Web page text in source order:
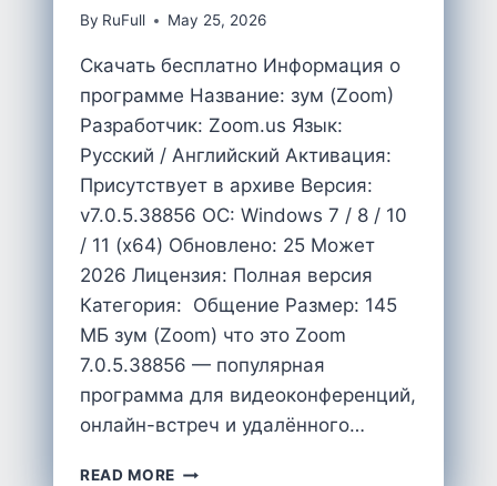
By RuFull May 25, 2026
Скачать бесплатно Информация о
программе Название: зум (Zoom)
Разработчик: Zoom.us Язык:
Русский / Английский Активация:
Присутствует в архиве Версия:
v7.0.5.38856 OC: Windows 7 / 8 / 10
/ 11 (x64) Обновлено: 25 Может
2026 Лицензия: Полная версия
Категория: Общение Размер: 145
MБ зум (Zoom) что это Zoom
7.0.5.38856 — популярная
программа для видеоконференций,
онлайн-встреч и удалённого…
READ MORE CКАЧАТЬ